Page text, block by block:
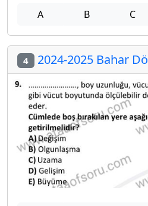
A B C
4 2024-2025 Bahar